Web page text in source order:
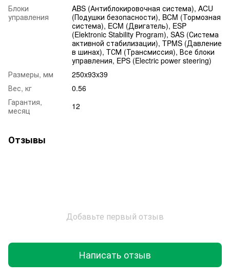
Блoки
упpaвлeния
ABS (Антиблокировочная система), ACU
(Подушки безопасности), BCM (Тормозная
система), ECM (Двигатель), ESP
(Elektronic Stability Program), SAS (Система
активной стабилизации), TPMS (Давление
в шинах), TСМ (Трансмиссия), Все блоки
управления, EPS (Electric power steering)
Размеры, мм
250x93x39
Вес, кг
0.56
Гарантия,
месяц
12
Отзывы
Добавьте первый отзыв
Написать отзыв